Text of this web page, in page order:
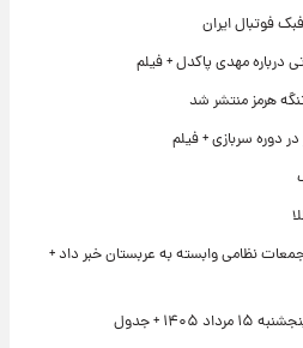
فوتبال ایران
درباره مهدی پاکدل + فیلم
هرمز منتشر شد
دوره سربازی + فیلم
نظامی وابسته به عربستان خبر داد +
+ جدول